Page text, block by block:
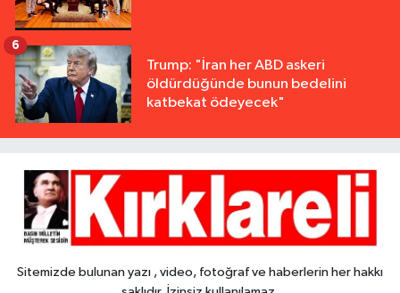
Trump: "İran her ABD askeri
öldürdüğünde bunun bedelini
katbekat ödeyecek"
6
Sitemizde bulunan yazı , video, fotoğraf ve haberlerin her hakkı